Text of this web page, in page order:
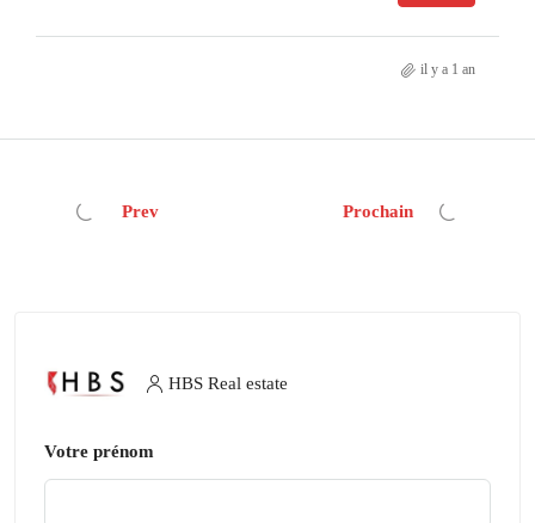
il y a 1 an
Prev Prochain
HBS Real estate
Votre prénom